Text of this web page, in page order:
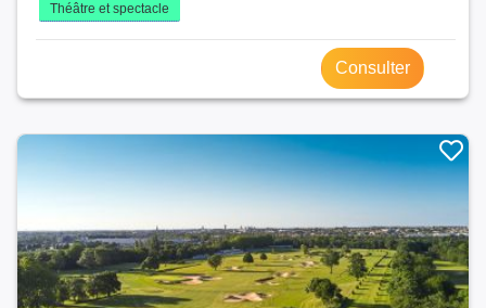
Théâtre et spectacle
Consulter